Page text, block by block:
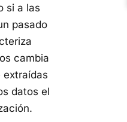
si a las
pasado
cambia
extraídas
datos el